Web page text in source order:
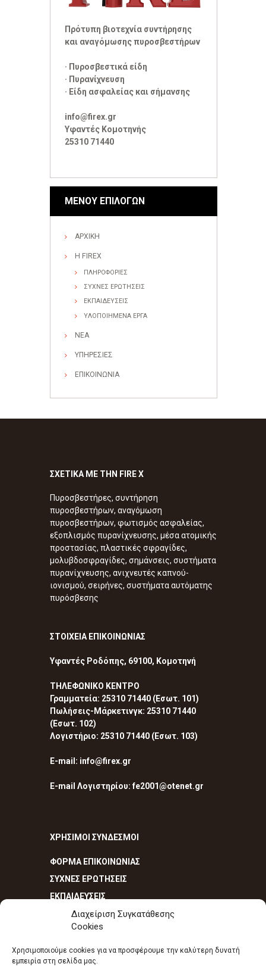
Διαχείριση Συγκατάθεσης
Cookies
Χρησιμοποιούμε cookies για να προσφέρουμε την καλύτερη δυνατή
εμπειρία στη σελίδα μας.
Πρότυπη βιοτεχνία συντήρησης
και αναγόμωσης πυροσβεστήρων
· Πυροσβεστικά είδη
· Πυρανίχνευση
· Είδη ασφαλείας και σήμανσης
info@firex.gr
Υφαντές Κομοτηνής
25310 71440
ΜΕΝΟΥ ΕΠΙΛΟΓΩΝ
ΑΡΧΙΚΗ
Η FIREX
ΠΛΗΡΟΦΟΡΙΕΣ
ΣΥΧΝΕΣ ΕΡΩΤΗΣΕΙΣ
ΕΚΠΑΙΔΕΥΣΕΙΣ
ΥΛΟΠΟΙΗΜΕΝΑ ΕΡΓΑ
ΝΕΑ
ΥΠΗΡΕΣΙΕΣ
ΕΠΙΚΟΙΝΩΝΙΑ
ΣΧΕΤΙΚΑ ΜΕ ΤΗΝ FIRE X
Πυροσβεστήρες, συντήρηση
πυροσβεστήρων, αναγόμωση
πυροσβεστήρων, φωτισμός ασφαλείας,
εξοπλισμός πυρανίχνευσης, μέσα ατομικής
προστασίας, πλαστικές σφραγίδες,
μολυβδοσφραγίδες, σημάνσεις, συστήματα
πυρανίχνευσης, ανιχνευτές καπνού-
ιονισμού, σειρήνες, συστήματα αυτόματης
πυρόσβεσης
ΣΤΟΙΧΕΙΑ ΕΠΙΚΟΙΝΩΝΙΑΣ
Υφαντές Ροδόπης, 69100, Κομοτηνή
ΤΗΛΕΦΩΝΙΚΟ ΚΕΝΤΡΟ
Γραμματεία: 25310 71440 (Εσωτ. 101)
Πωλήσεις-Μάρκετινγκ: 25310 71440
(Εσωτ. 102)
Λογιστήριο: 25310 71440 (Εσωτ. 103)
E-mail: info@firex.gr
E-mail Λογιστηρίου: fe2001@otenet.gr
ΧΡΗΣΙΜΟΙ ΣΥΝΔΕΣΜΟΙ
ΦΟΡΜΑ ΕΠΙΚΟΙΝΩΝΙΑΣ
ΣΥΧΝΕΣ ΕΡΩΤΗΣΕΙΣ
ΕΚΠΑΙΔΕΥΣΕΙΣ